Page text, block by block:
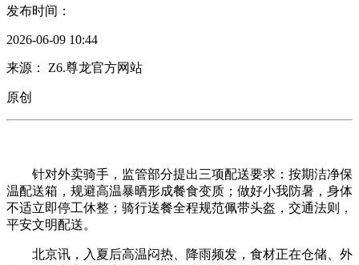
发布时间：
2026-06-09 10:44
来源： Z6.尊龙官方网站
原创
针对外卖骑手，监管部分提出三项配送要求：按期洁净保
温配送箱，规避高温暴晒形成餐食变质；做好小我防暑，身体
不适立即停工休整；骑行送餐全程规范佩带头盔，交通法则，
平安文明配送。
北京讯，入夏后高温闷热、降雨频发，食材正在仓储、外